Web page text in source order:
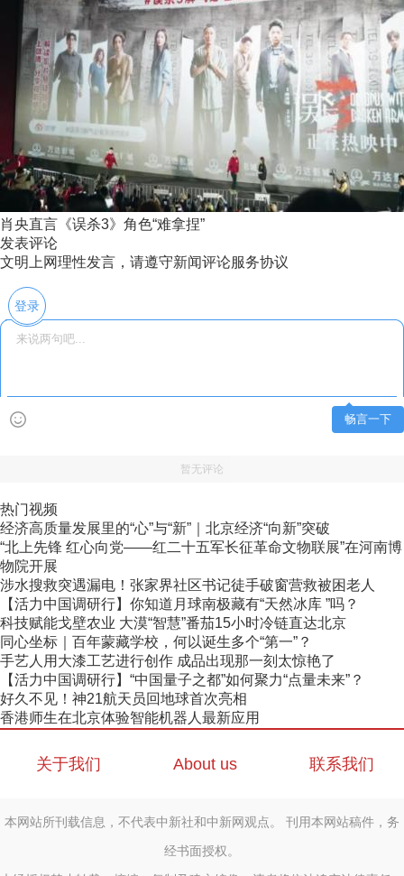
肖央直言《误杀3》角色“难拿捏”
发表评论
文明上网理性发言，请遵守新闻评论服务协议
登录
畅言一下
暂无评论
热门视频
经济高质量发展里的“心”与“新”｜北京经济“向新”突破
“北上先锋 红心向党——红二十五军长征革命文物联展”在河南博
物院开展
涉水搜救突遇漏电！张家界社区书记徒手破窗营救被困老人
【活力中国调研行】你知道月球南极藏有“天然冰库 ”吗？
科技赋能戈壁农业 大漠“智慧”番茄15小时冷链直达北京
同心坐标｜百年蒙藏学校，何以诞生多个“第一”？
手艺人用大漆工艺进行创作 成品出现那一刻太惊艳了
【活力中国调研行】“中国量子之都”如何聚力“点量未来”？
好久不见！神21航天员回地球首次亮相
香港师生在北京体验智能机器人最新应用
关于我们 About us 联系我们
本网站所刊载信息，不代表中新社和中新网观点。 刊用本网站稿件，务
经书面授权。